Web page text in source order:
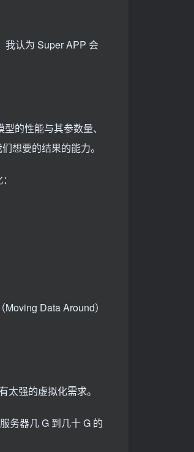
我认为 Super APP 会
的性能与其参数量、
想要的结果的能力。
Data Around）
强的虚拟化需求。
务器几 G 到几十 G 的